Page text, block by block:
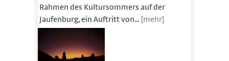
Rahmen des Kultursommers auf der
Jaufenburg, ein Auftritt von... [mehr]